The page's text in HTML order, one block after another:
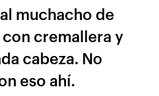
muchacho de
cremallera y
cabeza. No
eso ahí.